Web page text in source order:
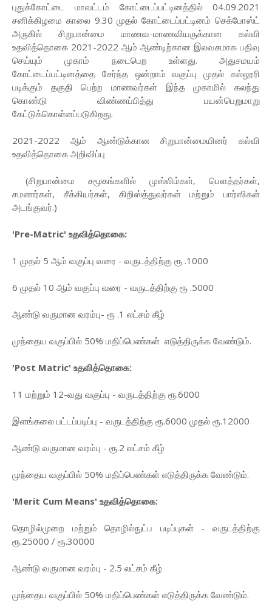
புதுக்கோட்டை மாவட்டம் கோட்டைப்பட்டினத்தில் 04.09.2021
சனிக்கிழமை காலை 9.30 முதல் கோட்டைப்பட்டினம் செக்போஸ்ட்
அருகில் சிறுபான்மை மாணவ-மாணவியருக்கான கல்வி
உதவித்தொகை 2021-2022 ஆம் ஆண்டிற்கான இலவசமாக பதிவு
செய்யும் முகாம் நடைபெற உள்ளது. அதுசமயம்
கோட்டைப்பட்டினத்தை சேர்ந்த ஒன்றாம் வகுப்பு முதல் கல்லூரி
படிக்கும் தகுதி பெற்ற மாணவர்கள் இந்த முகாமில் கலந்து
கொண்டு விண்ணப்பித்து பயன்பெறுமாறு
கேட்டுக்கொள்ளப்படுகிறது.
2021-2022 ஆம் ஆண்டுக்கான சிறுபான்மையினர் கல்வி
உதவித்தொகை அறிவிப்பு
(சிறுபான்மை சமூகங்களில் முஸ்லிம்கள், பௌத்தர்கள்,
சமணர்கள், சீக்கியர்கள், கிறிஸ்த்துவர்கள் மற்றும் பார்ஸிகள்
அடங்குவர்.)
'Pre-Matric' உதவித்தொகை:
1 முதல் 5 ஆம் வகுப்பு வரை - வருடத்திற்கு ரூ .1000
6 முதல் 10 ஆம் வகுப்பு வரை - வருடத்திற்கு ரூ .5000
ஆண்டு வருமான வரம்பு- ரூ .1 லட்சம் கீழ்
முந்தைய வகுப்பில் 50% மதிப்பெண்கள் எடுத்திருக்க வேண்டும்.
'Post Matric' உதவித்தொகை:
11 மற்றும் 12-வது வகுப்பு - வருடத்திற்கு ரூ.6000
இளங்கலை பட்டப்படிப்பு - வருடத்திற்கு ரூ.6000 முதல் ரூ.12000
ஆண்டு வருமான வரம்பு - ரூ.2 லட்சம் கீழ்
முந்தைய வகுப்பில் 50% மதிப்பெண்கள் எடுத்திருக்க வேண்டும்.
'Merit Cum Means' உதவித்தொகை:
தொழில்முறை மற்றும் தொழில்நுட்ப படிப்புகள் - வருடத்திற்கு
ரூ.25000 / ரூ.30000
ஆண்டு வருமான வரம்பு - 2.5 லட்சம் கீழ்
முந்தைய வகுப்பில் 50% மதிப்பெண்கள் எடுத்திருக்க வேண்டும்.